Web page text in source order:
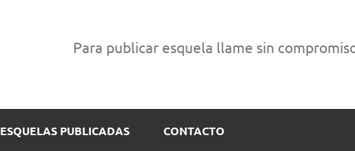
Para publicar esquela llame sin
ESQUELAS PUBLICADAS CONTACTO